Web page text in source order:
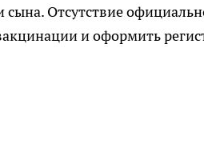
Отсутствие
и оформить